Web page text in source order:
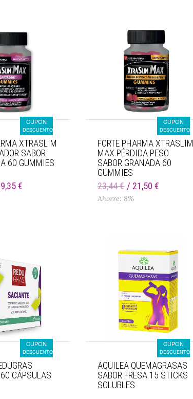
CUPON
DESCUENTO
XTRASLIM
SABOR
60 GUMMIES
€
CUPON
DESCUENTO
FORTE PHARMA XTRASLIM
MAX PÉRDIDA PESO
SABOR GRANADA 60
GUMMIES
23,44 €
21,50 €
Ahorre: 8%
CUPON
DESCUENTO
CÁPSULAS
CUPON
DESCUENTO
AQUILEA QUEMAGRASAS
SABOR FRESA 15 STICKS
SOLUBLES